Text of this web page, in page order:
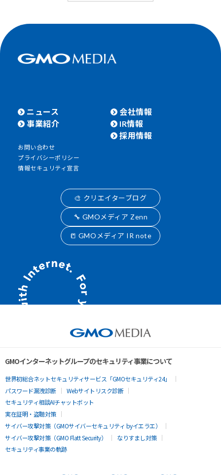
ニュース
事業紹介
会社情報
IR情報
採用情報
お問い合わせ
プライバシーポリシー
情報セキュリティ宣言
🎨 クリエイターブログ
🔧 GMOメディア Zenn
📒 GMOメディア IR note
GMOインターネットグループのセキュリティ事業について
世界初総合ネットセキュリティサービス「GMOセキュリティ24」
パスワード漏洩診断
Webサイトリスク診断
セキュリティ相談AIチャットボット
実在証明・盗聴対策
サイバー攻撃対策（GMOサイバーセキュリティ byイエラエ）
サイバー攻撃対策（GMO Flatt Security）
なりすまし対策
セキュリティ事業の軌跡